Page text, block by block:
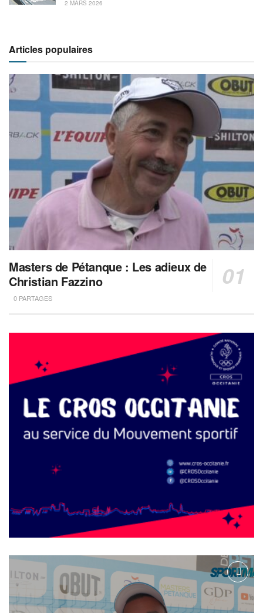
2 MARS 2026
Articles populaires
Masters de Pétanque : Les adieux de
Christian Fazzino
0 PARTAGES